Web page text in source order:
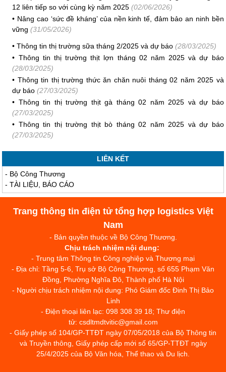
12 liên tiếp so với cùng kỳ năm 2025 (02/06/2026)
• Nâng cao ‘sức đề kháng’ của nền kinh tế, đảm bảo an ninh bền
vững (31/05/2026)
•Thông tin thị trường sữa tháng 2/2025 và dự báo (28/03/2025)
• Thông tin thị trường thịt lợn tháng 02 năm 2025 và dự báo
(28/03/2025)
• Thông tin thị trường thức ăn chăn nuôi tháng 02 năm 2025 và
dự báo (27/03/2025)
• Thông tin thị trường thịt gà tháng 02 năm 2025 và dự báo
(27/03/2025)
• Thông tin thị trường thịt bò tháng 02 năm 2025 và dự báo
(27/03/2025)
LIÊN KẾT
- Bộ Công Thương
-TÀI LIỆU, BÁO CÁO
Trang thông tin điện tử tổng hợp logistics Việt
Nam
- Bản quyền thuộc về Bộ Công Thương.
Chịu trách nhiệm nội dung:
- Trung tâm Thông tin Công nghiệp và Thương mại
- Địa chỉ: Tầng 5-6, Trụ sở Bộ Công Thương, số 655 Phạm Văn
Đồng, Phường Nghĩa Đô, Thành phố Hà Nội
- Người chịu trách nhiệm nội dung: Phó Giám đốc Đinh Thị Bảo
Linh
- Điện thoại liên lạc: 098 308 39 18; Thư điện
tử: csdltmdtvitic@gmail.com
- Giấy phép số 104/GP-TTĐT ngày 07/05/2018 của Bộ Thông tin
và Truyền thông, Giấy phép cấp mới số 65/GP-TTĐT ngày
25/4/2025 của Bộ Văn hóa, Thể thao và Du lịch.